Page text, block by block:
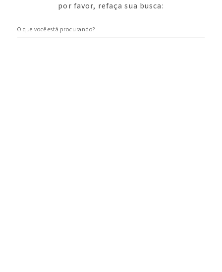
por favor, refaça sua busca: